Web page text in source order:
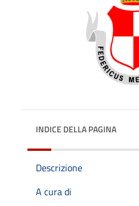
INDICE DELLA PAGINA
Descrizione
A cura di